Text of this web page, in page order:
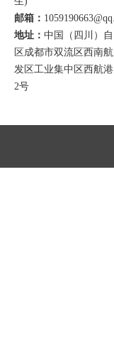
邮箱：
地址： 中国（四川）
区成都市双流区西南
发区工业集中区西航
2号